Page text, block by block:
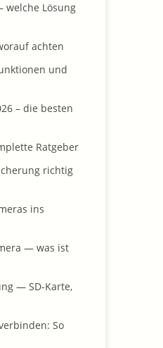
welche Lösung
achten
und
– die besten
Ratgeber
richtig
ins
— was ist
— SD-Karte,
So